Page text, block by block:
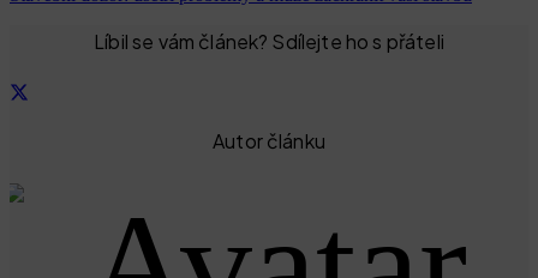
Líbil se vám článek? Sdílejte ho s přáteli
Autor článku